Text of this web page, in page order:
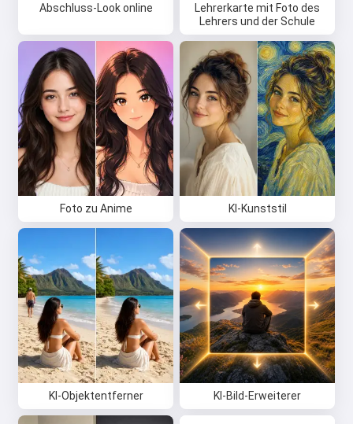
Abschluss-Look online
Lehrerkarte mit Foto des
Lehrers und der Schule
Foto zu Anime KI-Kunststil
KI-Objektentferner KI-Bild-Erweiterer